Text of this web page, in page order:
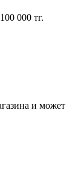
000 тг.
и может